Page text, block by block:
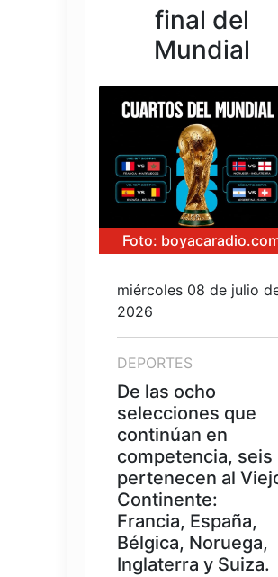
final del
Mundial
Foto:
miércoles 08 de julio
2026
DEPORTES
De las ocho
selecciones que
continúan en
competencia, seis
pertenecen al
Continente:
Francia, España,
Bélgica, Noruega,
Inglaterra y Suiza.